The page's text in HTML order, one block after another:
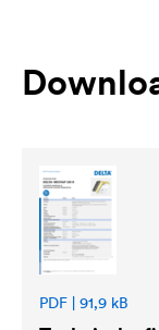
PDF | 91,9 kB